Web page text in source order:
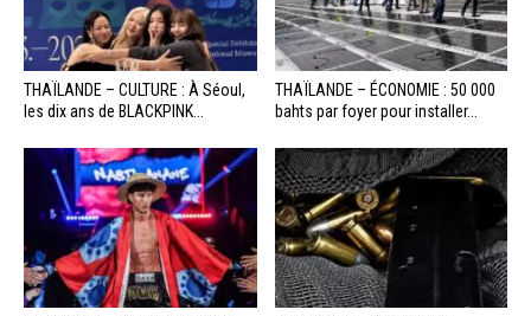
THAÏLANDE – CULTURE : À Séoul,
les dix ans de BLACKPINK...
THAÏLANDE – ÉCONOMIE : 50 000
bahts par foyer pour installer...